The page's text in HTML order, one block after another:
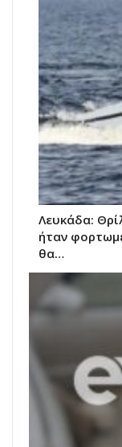
Λευκάδα:
ήταν
θα…